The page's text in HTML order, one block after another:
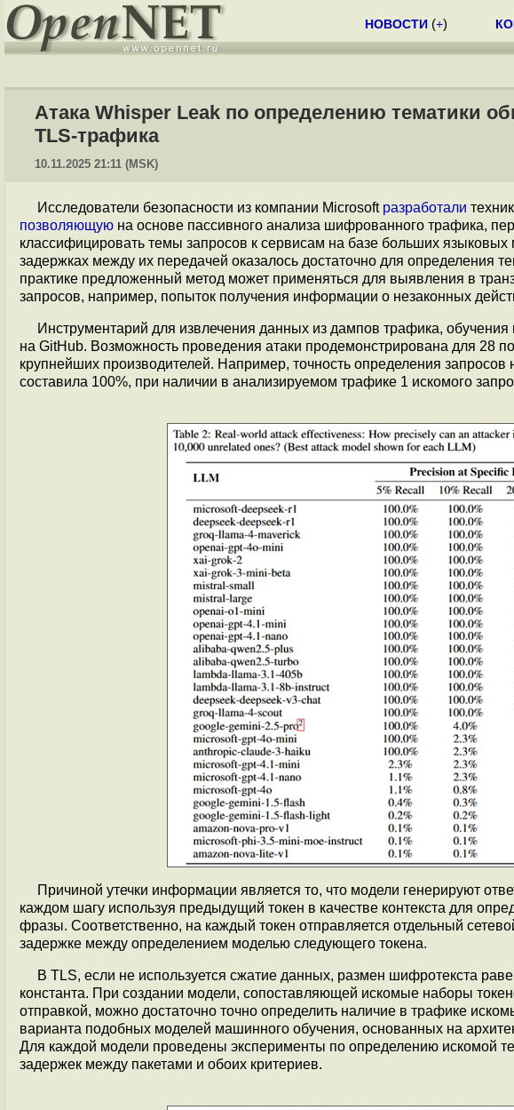
НОВОСТИ (+)
Атака Whisper Leak по определению тематики
TLS-трафика
10.11.2025 21:11 (MSK)
Исследователи безопасности из компании Microsoft разработали
позволяющую на основе пассивного анализа шифрованного трафика,
классифицировать темы запросов к сервисам на базе больших
задержках между их передачей оказалось достаточно для определения
практике предложенный метод может применяться для выявления в
запросов, например, попыток получения информации о незаконных
Инструментарий для извлечения данных из дампов трафика,
на GitHub. Возможность проведения атаки продемонстрирована для 28
крупнейших производителей. Например, точность определения
составила 100%, при наличии в анализируемом трафике 1 искомого
Причиной утечки информации является то, что модели генерируют
каждом шагу используя предыдущий токен в качестве контекста для
фразы. Соответственно, на каждый токен отправляется отдельный
задержке между определением моделью следующего токена.
В TLS, если не используется сжатие данных, размен шифротекста
константа. При создании модели, сопоставляющей искомые наборы
отправкой, можно достаточно точно определить наличие в трафике
варианта подобных моделей машинного обучения, основанных на
Для каждой модели проведены эксперименты по определению искомой
задержек между пакетами и обоих критериев.